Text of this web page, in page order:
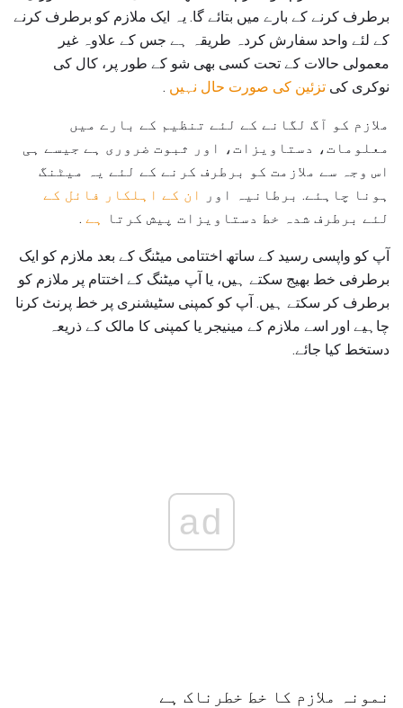
برطرف کرنے کے بارے میں بتائے گا. یہ ایک ملازم کو برطرف کرنے
کے لئے واحد سفارش کردہ طریقہ ہے جس کے علاوہ غیر
معمولی حالات کے تحت کسی بھی شو کے طور پر، کال کی
نوکری کی تزئین کی صورت حال نہیں .
ملازم کو آگ لگانے کے لئے تنظیم کے بارے میں
معلومات، دستاویزات، اور ثبوت ضروری ہے جیسے ہی
اس وجہ سے ملازمت کو برطرف کرنے کے لئے یہ میٹنگ
ہونا چاہئے. برطانیہ اور
ان کے اہلکار فائل کے
لئے برطرف شدہ خط دستاویزات پیش کرتا
ہے .
آپ کو واپسی رسید کے ساتھ اختتامی میٹنگ کے بعد ملازم کو ایک
برطرفی خط بھیج سکتے ہیں، یا آپ میٹنگ کے اختتام پر ملازم کو
برطرف کر سکتے ہیں. آپ کو کمپنی سٹیشنری پر خط پرنٹ کرنا
چاہیے اور اسے ملازم کے مینیجر یا کمپنی کا مالک کے ذریعہ
دستخط کیا جائے.
ad
نمونہ ملازم کا خط خطرناک ہے